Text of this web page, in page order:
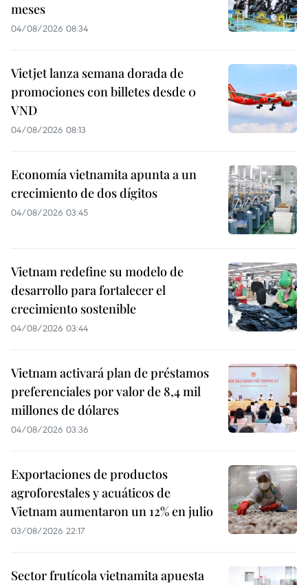
meses
04/08/2026 08:34
Vietjet lanza semana dorada de
promociones con billetes desde 0
VND
04/08/2026 08:13
Economía vietnamita apunta a un
crecimiento de dos dígitos
04/08/2026 03:45
Vietnam redefine su modelo de
desarrollo para fortalecer el
crecimiento sostenible
04/08/2026 03:44
Vietnam activará plan de préstamos
preferenciales por valor de 8,4 mil
millones de dólares
04/08/2026 03:36
Exportaciones de productos
agroforestales y acuáticos de
Vietnam aumentaron un 12% en julio
03/08/2026 22:17
Sector frutícola vietnamita apuesta